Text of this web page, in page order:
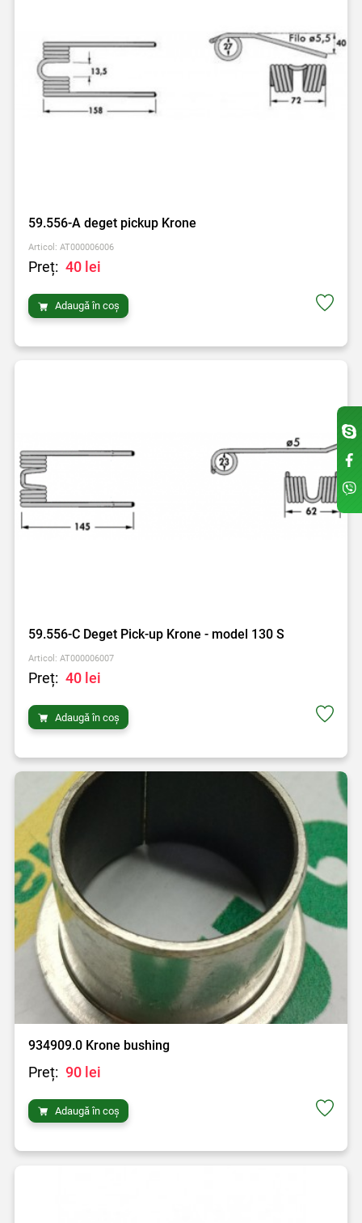
59.556-A deget pickup Krone
Articol: AT000006006
Preț: 40 lei
Adaugă în coș
59.556-C Deget Pick-up Krone - model 130 S
Articol: AT000006007
Preț: 40 lei
Adaugă în coș
934909.0 Krone bushing
Preț: 90 lei
Adaugă în coș